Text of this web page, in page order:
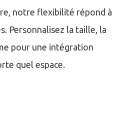
notre flexibilité répond à
Personnalisez la taille, la
pour une intégration
quel espace.